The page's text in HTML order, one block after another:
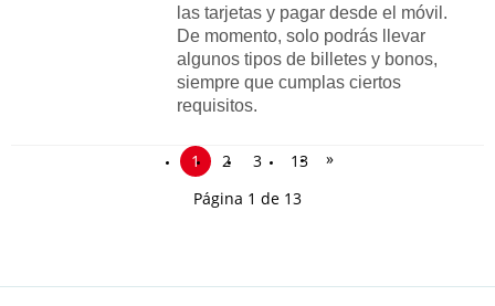
las tarjetas y pagar desde el móvil.
De momento, solo podrás llevar
algunos tipos de billetes y bonos,
siempre que cumplas ciertos
requisitos.
1 2 3 13
»
Página 1 de 13